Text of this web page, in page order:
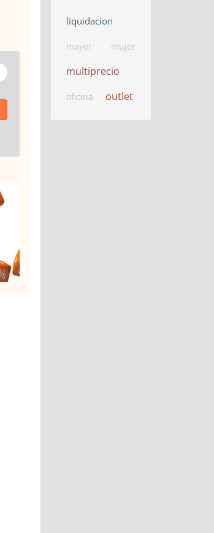
liquidacion
mayor mujer
multiprecio
oficina outlet